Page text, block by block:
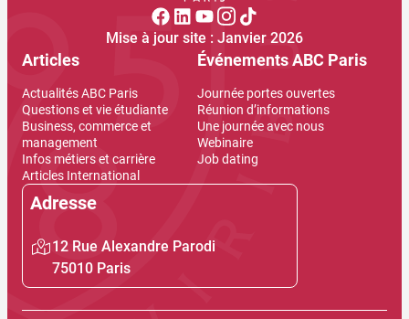
Mise à jour site : Janvier 2026
Articles
Actualités ABC Paris
Questions et vie étudiante
Business, commerce et
management
Infos métiers et carrière
Articles International
Événements ABC Paris
Journée portes ouvertes
Réunion d’informations
Une journée avec nous
Webinaire
Job dating
Adresse
12 Rue Alexandre Parodi
75010 Paris